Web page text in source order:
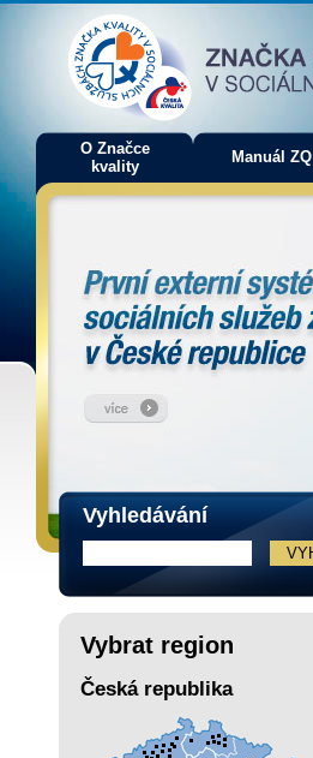
O Značce
kvality
Manuál ZQ
Vyhledávání
Vybrat region
Česká republika